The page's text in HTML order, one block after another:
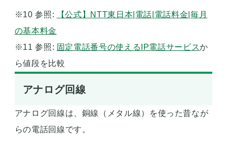
※10 参照:
【公式】NTT東日本|電話|電話料金|毎月
の基本料金
※11 参照: 固定電話番号の使えるIP電話サービスか
ら値段を比較
アナログ回線
アナログ回線は、銅線（メタル線）を使った昔なが
らの電話回線です。